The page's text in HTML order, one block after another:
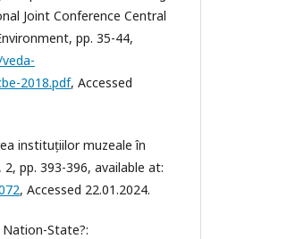
Joint Conference Central
pp. 35-44,
2018.pdf, Accessed
instituțiilor muzeale în
pp. 393-396, available at:
, Accessed 22.01.2024.
Nation-State?: